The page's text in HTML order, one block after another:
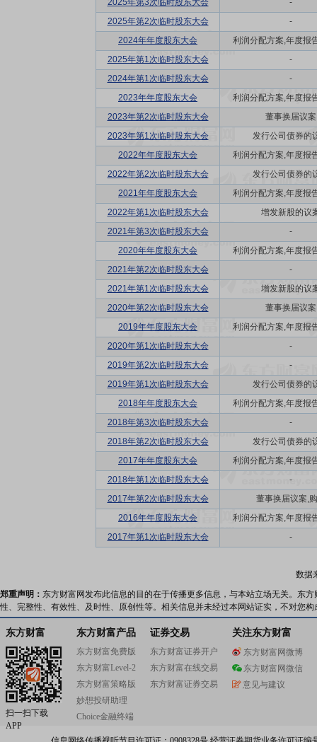
2025年第3次临时股东大会
-
2025年第2次临时股东大会
-
2024年年度股东大会
利润分配方案,年度报
2025年第1次临时股东大会
-
2024年第1次临时股东大会
-
2023年年度股东大会
利润分配方案,年度报
2023年第2次临时股东大会
董事换届议案
2023年第1次临时股东大会
发行公司债券的
2022年年度股东大会
利润分配方案,年度报
2022年第2次临时股东大会
发行公司债券的
2021年年度股东大会
利润分配方案,年度报
2022年第1次临时股东大会
增发新股的议
2021年第3次临时股东大会
-
2020年年度股东大会
利润分配方案,年度报
2021年第2次临时股东大会
-
2021年第1次临时股东大会
增发新股的议
2020年第2次临时股东大会
董事换届议案
2019年年度股东大会
利润分配方案,年度报
2020年第1次临时股东大会
-
2019年第2次临时股东大会
-
2019年第1次临时股东大会
发行公司债券的
2018年年度股东大会
利润分配方案,年度报
2018年第3次临时股东大会
-
2018年第2次临时股东大会
发行公司债券的
2017年年度股东大会
利润分配方案,年度报
2018年第1次临时股东大会
-
2017年第2次临时股东大会
董事换届议案,
2016年年度股东大会
利润分配方案,年度报
2017年第1次临时股东大会
-
数据
郑重声明： 东方财富网发布此信息的目的在于传播更多信息，与本站立场无关。东
性、完整性、有效性、及时性、原创性等。相关信息并未经过本网站证实，不对您
东方财富
扫一扫下载
APP
东方财富产品
东方财富免费版
东方财富Level-2
东方财富策略版
妙想投研助理
Choice金融终端
证券交易
东方财富证券开户
东方财富在线交易
东方财富证券交易
关注东方财富
东方财富网微博
东方财富网微信
意见与建议